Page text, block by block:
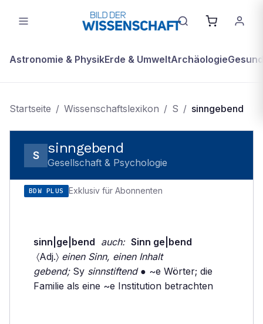
Astronomie & PhysikErde & UmweltArchäologie
Startseite / Wissenschaftslexikon / S / sinngebend
S sinngebend
Gesellschaft & Psychologie
BDW PLUS Exklusiv für Abonnenten
sinn|ge|bend auch: Sinn ge|bend
〈Adj.〉 einen Sinn, einen Inhalt
gebend;Sy sinnstiftend● ~e Wörter; die
Familie als eine ~e Institution betrachten